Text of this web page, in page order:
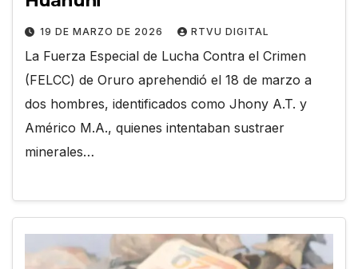
19 DE MARZO DE 2026 RTVU DIGITAL
La Fuerza Especial de Lucha Contra el Crimen
(FELCC) de Oruro aprehendió el 18 de marzo a
dos hombres, identificados como Jhony A.T. y
Américo M.A., quienes intentaban sustraer
minerales…